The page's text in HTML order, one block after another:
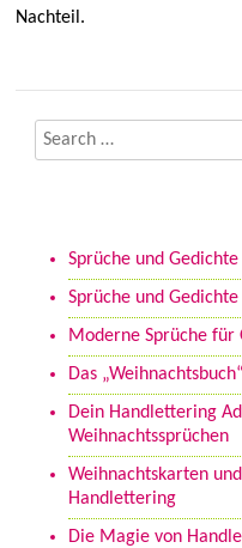
Nachteil.
Search
Sprüche und
Sprüche und
Moderne Sprüche für
Das
Dein Handlettering
Weihnachtssprüchen
Weihnachtskarten
Handlettering
Die Magie von